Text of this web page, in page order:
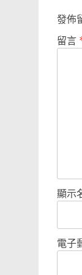
發佈
留言
顯示
電子